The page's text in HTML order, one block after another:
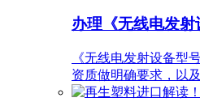
办理《无线电发
《无线电发射设备型
资质做明确要求，以